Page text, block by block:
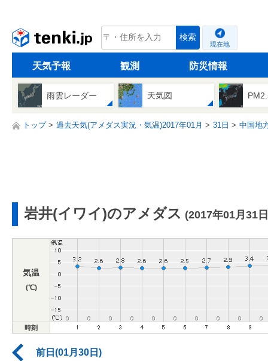
tenki.jp 検索
現在地
天気予報 観測 防災情報
雨雲レーダー 天気図
トップ 過去天気(アメダス実況・気温)2017年01月 31日 中国地
岩井(イワイ)のアメダス (2017年01月31
気温
(℃)
時刻
前日(01月30日)